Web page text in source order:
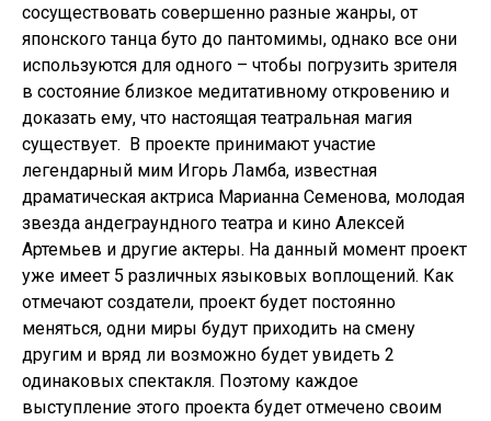
сосуществовать совершенно разные жанры, от
японского танца буто до пантомимы, однако все они
используются для одного – чтобы погрузить зрителя
в состояние близкое медитативному откровению и
доказать ему, что настоящая театральная магия
существует. В проекте принимают участие
легендарный мим Игорь Ламба, известная
драматическая актриса Марианна Семенова, молодая
звезда андеграундного театра и кино Алексей
Артемьев и другие актеры. На данный момент проект
уже имеет 5 различных языковых воплощений. Как
отмечают создатели, проект будет постоянно
меняться, одни миры будут приходить на смену
другим и вряд ли возможно будет увидеть 2
одинаковых спектакля. Поэтому каждое
выступление этого проекта будет отмечено своим